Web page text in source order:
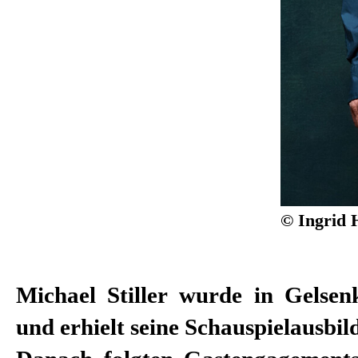
© Ingrid
Michael Stiller wurde in
und erhielt seine
Regisseuren Martin Kušej,
Dimiter Gotscheff, Christian